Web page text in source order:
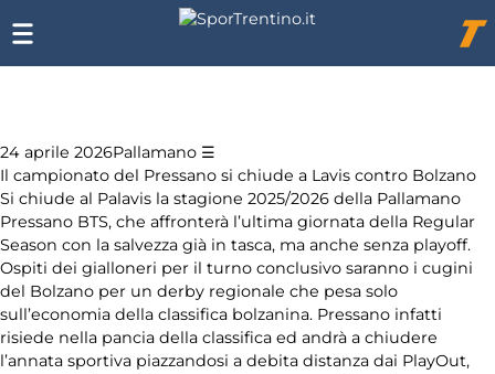
24 aprile 2026Pallamano
Il campionato del Pressano si chiude a Lavis contro Bolzano
Si chiude al Palavis la stagione 2025/2026 della Pallamano
Pressano BTS, che affronterà l’ultima giornata della Regular
Season con la salvezza già in tasca, ma anche senza playoff.
Ospiti dei gialloneri per il turno conclusivo saranno i cugini
del Bolzano per un derby regionale che pesa solo
sull’economia della classifica bolzanina. Pressano infatti
risiede nella pancia della classifica ed andrà a chiudere
l’annata sportiva piazzandosi a debita distanza dai PlayOut,
degli
notizie:
Arti
marziali
Coni
Chi
siamo
Affiliazione